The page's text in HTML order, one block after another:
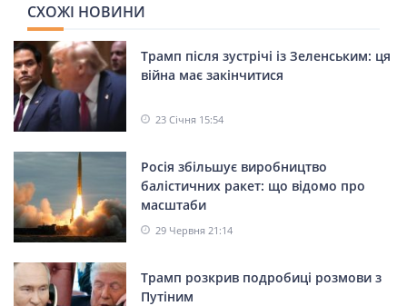
СХОЖІ НОВИНИ
Трамп після зустрічі із Зеленським: ця
війна має закінчитися
23 Січня 15:54
Росія збільшує виробництво
балістичних ракет: що відомо про
масштаби
29 Червня 21:14
Трамп розкрив подробиці розмови з
Путіним